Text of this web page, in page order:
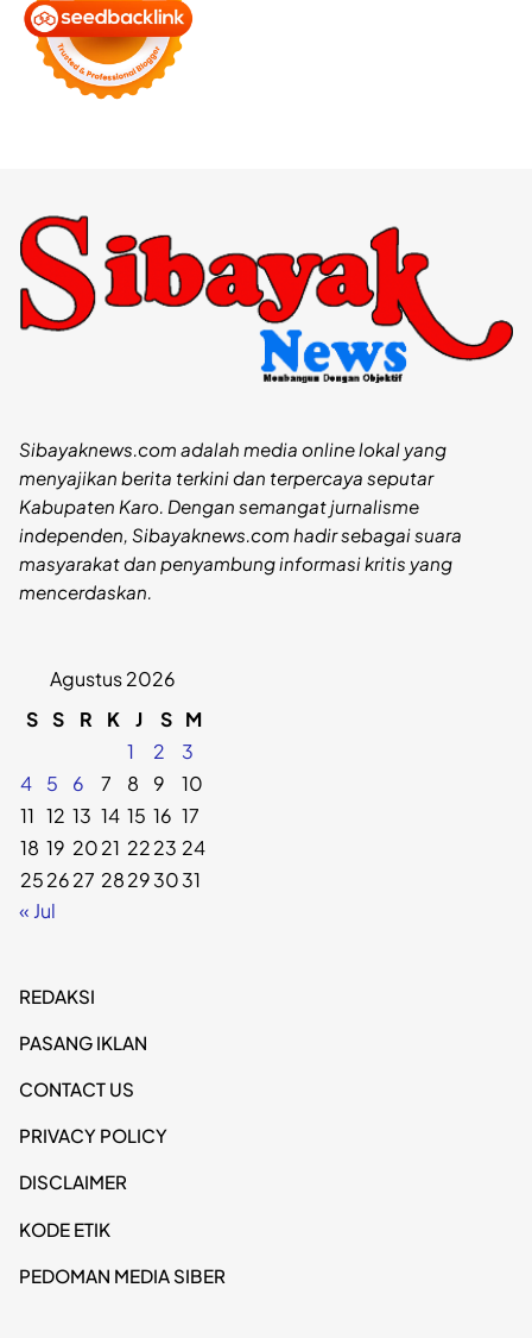
Sibayaknews.com adalah media online lokal yang
menyajikan berita terkini dan terpercaya seputar
Kabupaten Karo. Dengan semangat jurnalisme
independen, Sibayaknews.com hadir sebagai suara
masyarakat dan penyambung informasi kritis yang
mencerdaskan.
Agustus 2026
S S R K J S M
1
2
3
4
5 6 7 8 9
10
11 12 13 14 15 16 17
18 19 2021 2223 24
252627 28293031
« Jul
REDAKSI
PASANG IKLAN
CONTACT US
PRIVACY POLICY
DISCLAIMER
KODE ETIK
PEDOMAN MEDIA SIBER